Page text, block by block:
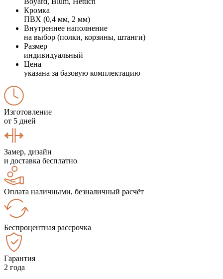
Кромка
ПВХ (0,4 мм, 2 мм)
Внутреннее наполнение
на выбор (полки, корзины, штанги)
Размер
индивидуальный
Цена
указана за базовую комплектацию
Изготовление
от 5 дней
Замер, дизайн
и доставка бесплатно
Оплата наличными, безналичный расчёт
Беспроцентная рассрочка
Гарантия
2 года